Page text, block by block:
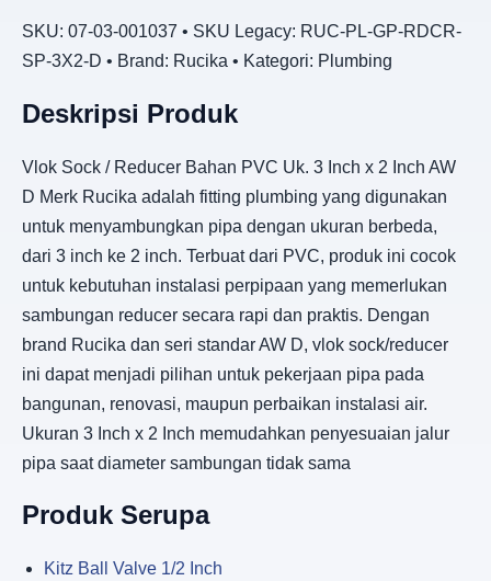
SKU: 07-03-001037 • SKU Legacy: RUC-PL-GP-RDCR-
SP-3X2-D • Brand: Rucika • Kategori: Plumbing
Deskripsi Produk
Vlok Sock / Reducer Bahan PVC Uk. 3 Inch x 2 Inch AW
D Merk Rucika adalah fitting plumbing yang digunakan
untuk menyambungkan pipa dengan ukuran berbeda,
dari 3 inch ke 2 inch. Terbuat dari PVC, produk ini cocok
untuk kebutuhan instalasi perpipaan yang memerlukan
sambungan reducer secara rapi dan praktis. Dengan
brand Rucika dan seri standar AW D, vlok sock/reducer
ini dapat menjadi pilihan untuk pekerjaan pipa pada
bangunan, renovasi, maupun perbaikan instalasi air.
Ukuran 3 Inch x 2 Inch memudahkan penyesuaian jalur
pipa saat diameter sambungan tidak sama
Produk Serupa
Kitz Ball Valve 1/2 Inch